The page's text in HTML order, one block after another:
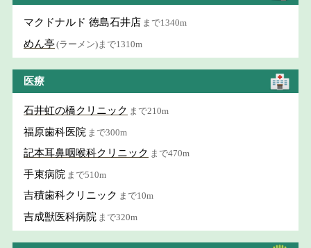
マクドナルド 徳島石井店 まで1340m
めん亭(ラーメン)まで1310m
医療
石井虹の橋クリニック まで210m
福原歯科医院 まで300m
記本耳鼻咽喉科クリニック まで470m
手束病院 まで510m
吉積歯科クリニック まで10m
吉成獣医科病院 まで320m